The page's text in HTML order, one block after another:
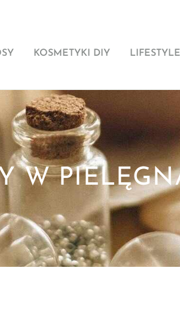
KOSMETYKI DIY LIFESTYLE
W